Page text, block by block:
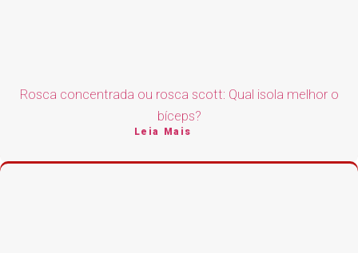
Rosca concentrada ou rosca scott: Qual isola melhor o
bíceps?
Leia Mais